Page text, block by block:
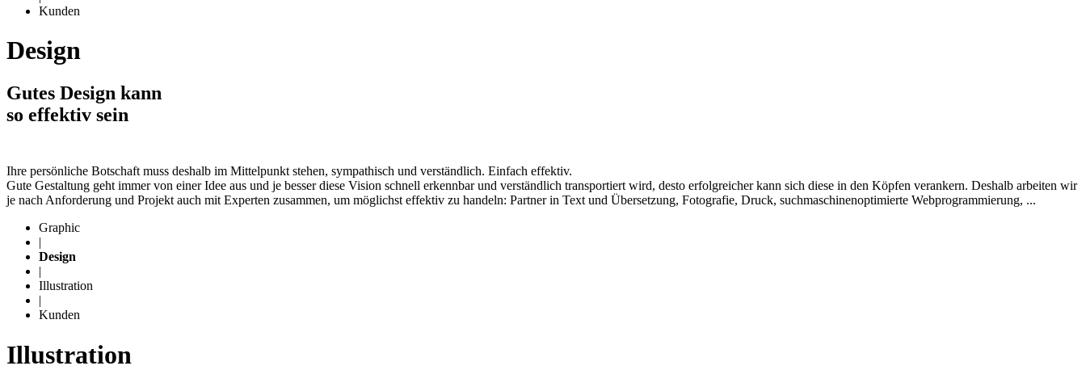
Kunden
Design
Gutes Design kann
so effektiv sein
Ihre persönliche Botschaft muss deshalb im Mittelpunkt stehen, sympathisch und verständlich. Einfach effektiv.
Gute Gestaltung geht immer von einer Idee aus und je besser diese Vision schnell erkennbar und verständlich transportiert wird, desto erfolgreicher kann sich diese in den Köpfen verankern. Deshalb arbeiten wir
je nach Anforderung und Projekt auch mit Experten zusammen, um möglichst effektiv zu handeln: Partner in Text und Übersetzung, Fotografie, Druck, suchmaschinenoptimierte Webprogrammierung, ...
Graphic
|
Design
|
Illustration
|
Kunden
Illustration